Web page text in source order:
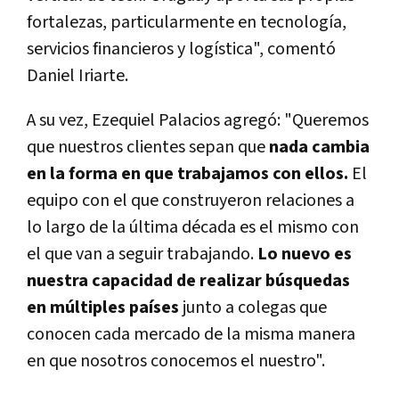
fortalezas, particularmente en tecnología,
servicios financieros y logística", comentó
Daniel Iriarte.
A su vez, Ezequiel Palacios agregó: "Queremos
que nuestros clientes sepan quenada cambia
en la forma en que trabajamos con ellos. El
equipo con el que construyeron relaciones a
lo largo de la última década es el mismo con
el que van a seguir trabajando. Lo nuevo es
nuestra capacidad de realizar búsquedas
en múltiples países junto a colegas que
conocen cada mercado de la misma manera
en que nosotros conocemos el nuestro".